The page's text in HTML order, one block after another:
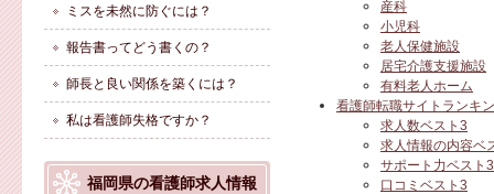
産科
小児科
老人保健施設
居宅介護支援施設
有料老人ホーム
看護師転職サイトランキ
求人数ベスト3
求人情報の内容ベ
サポート力ベスト3
口コミベスト3
ミスを未然に防ぐには？
報告書ってどう書くの？
師長と良い関係を築くには？
私は看護師失格ですか？
福岡県の看護師求人情報